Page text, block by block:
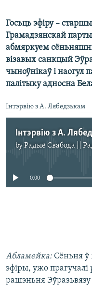
Госьць эфіру –
Грамадзянскай
абмяркуем
візавых санкцый
чыноўнікаў і наогул
палітыку адносна
Інтэрвію з А. Лябедзькам
Інтэрвію з А.
byРадыё Свабода ||
No media
0:00
Абламейка:Сёньня ў
эфіры, ужо прагучалі
рашэньня